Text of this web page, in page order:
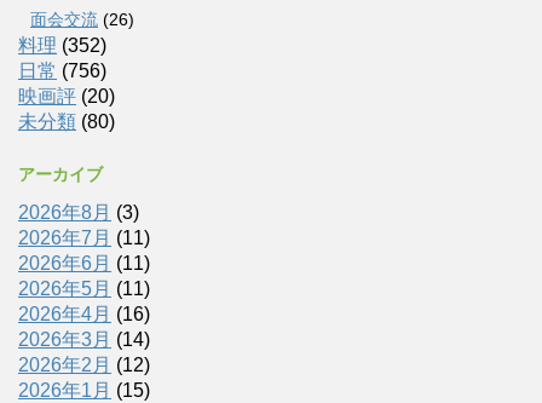
面会交流 (26)
料理 (352)
日常 (756)
映画評 (20)
未分類 (80)
アーカイブ
2026年8月 (3)
2026年7月 (11)
2026年6月 (11)
2026年5月 (11)
2026年4月 (16)
2026年3月 (14)
2026年2月 (12)
2026年1月 (15)